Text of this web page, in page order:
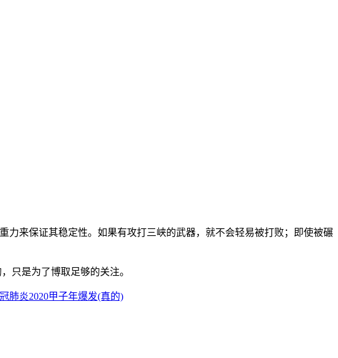
力来保证其稳定性。如果有攻打三峡的武器，就不会轻易被打败；即使被碾
只是为了博取足够的关注。
肺炎2020甲子年爆发(真的)